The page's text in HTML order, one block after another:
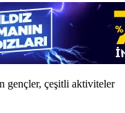
gençler, çeşitli aktiviteler